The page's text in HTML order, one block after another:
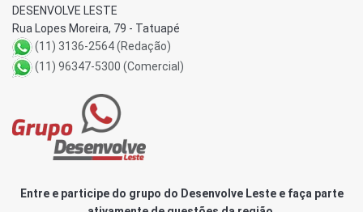
DESENVOLVE LESTE
Rua Lopes Moreira, 79 - Tatuapé
(11) 3136-2564 (Redação)
(11) 96347-5300 (Comercial)
Entre e participe do grupo do Desenvolve Leste e faça parte